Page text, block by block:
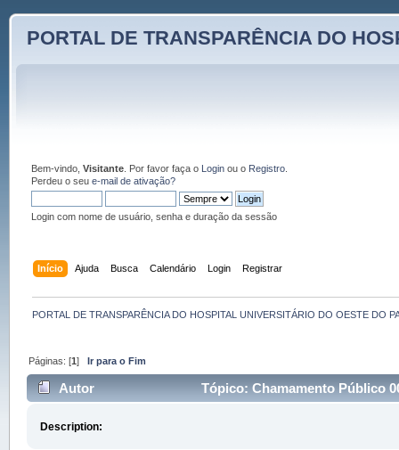
PORTAL DE TRANSPARÊNCIA DO
Bem-vindo, Visitante. Por favor faça o Loginou o Registro.
Perdeu o seu e-mail de ativação?
Login com nome de usuário, senha e duração da sessão
Início Ajuda Busca Calendário Login Registrar
PORTAL DE TRANSPARÊNCIA DO HOSPITAL UNIVERSITÁRIO DO OESTE DO
Páginas: [1]Ir para o Fim
Autor Tópico: Chamamento Público
Description: